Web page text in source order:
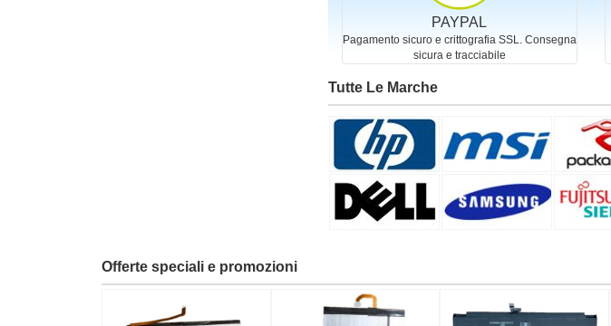
PAYPAL
Pagamento sicuro e crittografia SSL. Consegna
sicura e tracciabile
Tutte Le Marche
Offerte speciali e promozioni